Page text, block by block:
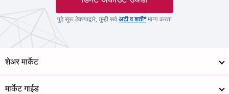
पुढे सुरू ठेवण्याद्वारे, तुम्ही सर्व अटी व शर्ती*मान्य करता
शेअर मार्केट
मार्केट गाईड